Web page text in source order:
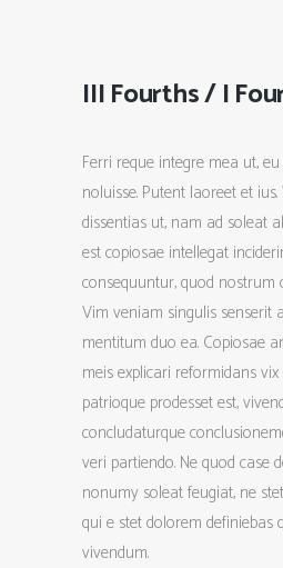
III Fourths / I
Ferri reque integre mea ut,
noluisse. Putent laoreet et
dissentias ut, nam ad soleat
est copiosae intellegat
consequuntur, quod nostrum
Vim veniam singulis senserit
mentitum duo ea. Copiosae
meis explicari reformidans vix
patrioque prodesset est,
concludaturque
veri partiendo. Ne quod case
nonumy soleat feugiat, ne
qui e stet dolorem definiebas
vivendum.